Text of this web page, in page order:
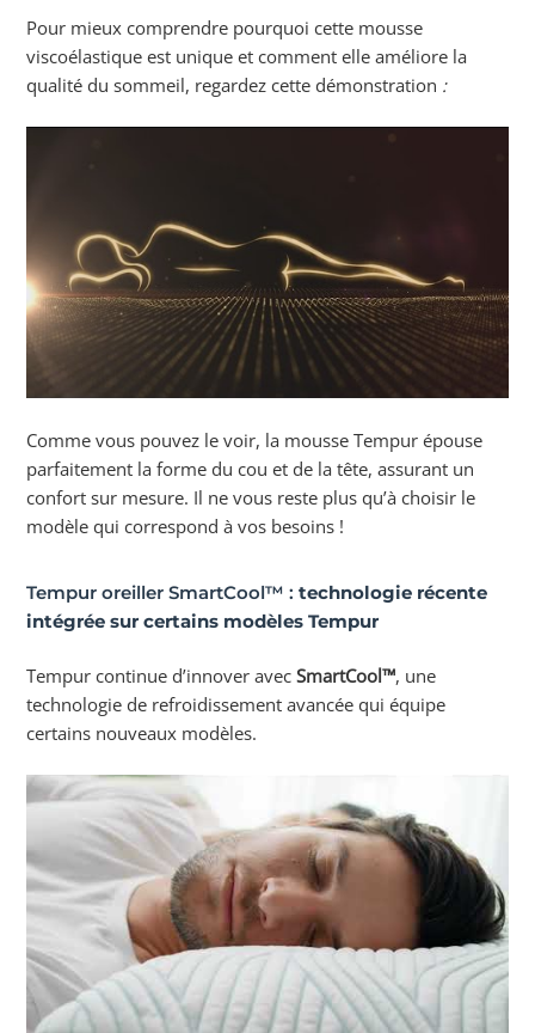
Pour mieux comprendre pourquoi cette mousse
viscoélastique est unique et comment elle améliore la
qualité du sommeil, regardez cette démonstration :
Comme vous pouvez le voir, la mousse Tempur épouse
parfaitement la forme du cou et de la tête, assurant un
confort sur mesure. Il ne vous reste plus qu’à choisir le
modèle qui correspond à vos besoins !
Tempur oreiller SmartCool™ :technologie récente
intégrée sur certains modèles Tempur
Tempur continue d’innover avecSmartCool™, une
technologie de refroidissement avancée qui équipe
certains nouveaux modèles.